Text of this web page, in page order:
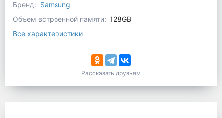
Бренд: Samsung
Объем встроенной памяти: 128GB
Все характеристики
Рассказать друзьям